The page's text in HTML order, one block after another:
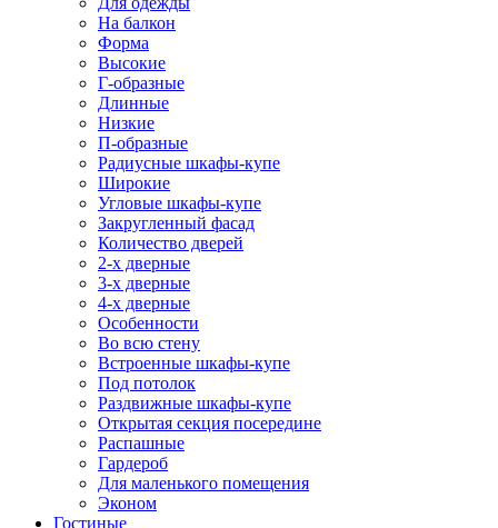
На балкон
Форма
Высокие
Г-образные
Длинные
Низкие
П-образные
Радиусные шкафы-купе
Широкие
Угловые шкафы-купе
Закругленный фасад
Количество дверей
2-х дверные
3-х дверные
4-х дверные
Особенности
Во всю стену
Встроенные шкафы-купе
Под потолок
Раздвижные шкафы-купе
Открытая секция посередине
Распашные
Гардероб
Для маленького помещения
Эконом
Гостиные